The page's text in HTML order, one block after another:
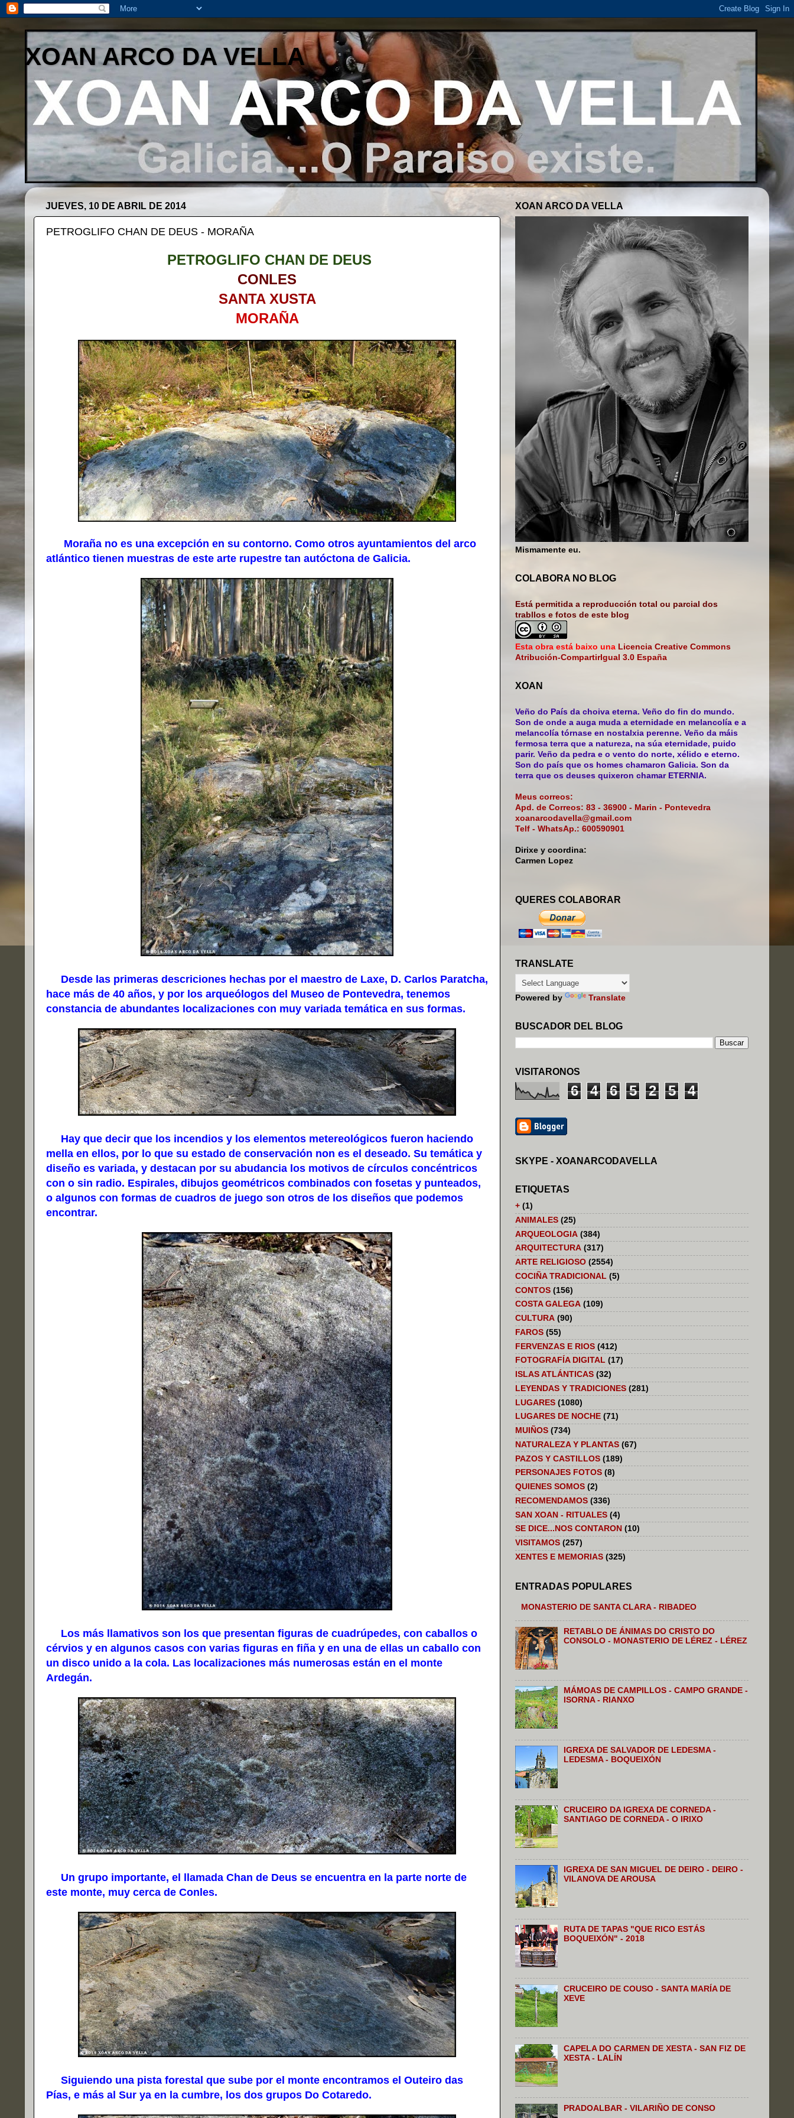
XOAN ARCO DA VELLA
JUEVES, 10 DE ABRIL DE 2014
PETROGLIFO CHAN DE DEUS - MORAÑA
PETROGLIFO CHAN DE DEUS
CONLES
SANTA XUSTA
MORAÑA
Moraña no es una excepción en su contorno. Como otros ayuntamientos del arco
atlántico tienen muestras de este arte rupestre tan autóctona de Galicia.
Desde las primeras descriciones hechas por el maestro de Laxe, D. Carlos Paratcha,
hace más de 40 años, y por los arqueólogos del Museo de Pontevedra, tenemos
constancia de abundantes localizaciones con muy variada temática en sus formas.
Hay que decir que los incendios y los elementos metereológicos fueron haciendo
mella en ellos, por lo que su estado de conservación non es el deseado. Su temática y
diseño es variada, y destacan por su abudancia los motivos de círculos concéntricos
con o sin radio. Espirales, dibujos geométricos combinados con fosetas y punteados,
o algunos con formas de cuadros de juego son otros de los diseños que podemos
encontrar.
Los más llamativos son los que presentan figuras de cuadrúpedes, con caballos o
cérvios y en algunos casos con varias figuras en fiña y en una de ellas un caballo con
un disco unido a la cola. Las localizaciones más numerosas están en el monte
Ardegán.
Un grupo importante, el llamada Chan de Deus se encuentra en la parte norte de
este monte, muy cerca de Conles.
Siguiendo una pista forestal que sube por el monte encontramos el Outeiro das
Pías, e más al Sur ya en la cumbre, los dos grupos Do Cotaredo.
XOAN ARCO DA VELLA
Mismamente eu.
COLABORA NO BLOG
Está permitida a reproducción total ou parcial dos
trabllos e fotos de este blog
Esta obra está baixo una Licencia Creative Commons
Atribución-CompartirIgual 3.0 España
XOAN
Veño do País da choiva eterna. Veño do fin do mundo.
Son de onde a auga muda a eternidade en melancolía e a
melancolía tórnase en nostalxia perenne. Veño da máis
fermosa terra que a natureza, na súa eternidade, puido
parir. Veño da pedra e o vento do norte, xélido e eterno.
Son do país que os homes chamaron Galicia. Son da
terra que os deuses quixeron chamar ETERNIA.
Meus correos:
Apd. de Correos: 83 - 36900 - Marin - Pontevedra
xoanarcodavella@gmail.com
Telf - WhatsAp.: 600590901
Dirixe y coordina:
Carmen Lopez
QUERES COLABORAR
TRANSLATE
Powered by Translate
BUSCADOR DEL BLOG
VISITARONOS
6 4 6 5 2 5 4
SKYPE - XOANARCODAVELLA
ETIQUETAS
+ (1)
ANIMALES (25)
ARQUEOLOGIA (384)
ARQUITECTURA (317)
ARTE RELIGIOSO (2554)
COCIÑA TRADICIONAL (5)
CONTOS (156)
COSTA GALEGA (109)
CULTURA (90)
FAROS (55)
FERVENZAS E RIOS (412)
FOTOGRAFÍA DIGITAL (17)
ISLAS ATLÁNTICAS (32)
LEYENDAS Y TRADICIONES (281)
LUGARES (1080)
LUGARES DE NOCHE (71)
MUIÑOS (734)
NATURALEZA Y PLANTAS (67)
PAZOS Y CASTILLOS (189)
PERSONAJES FOTOS (8)
QUIENES SOMOS (2)
RECOMENDAMOS (336)
SAN XOAN - RITUALES (4)
SE DICE...NOS CONTARON (10)
VISITAMOS (257)
XENTES E MEMORIAS (325)
ENTRADAS POPULARES
MONASTERIO DE SANTA CLARA - RIBADEO
RETABLO DE ÁNIMAS DO CRISTO DO
CONSOLO - MONASTERIO DE LÉREZ - LÉREZ
MÁMOAS DE CAMPILLOS - CAMPO GRANDE -
ISORNA - RIANXO
IGREXA DE SALVADOR DE LEDESMA -
LEDESMA - BOQUEIXÓN
CRUCEIRO DA IGREXA DE CORNEDA -
SANTIAGO DE CORNEDA - O IRIXO
IGREXA DE SAN MIGUEL DE DEIRO - DEIRO -
VILANOVA DE AROUSA
RUTA DE TAPAS "QUE RICO ESTÁS
BOQUEIXÓN" - 2018
CRUCEIRO DE COUSO - SANTA MARÍA DE
XEVE
CAPELA DO CARMEN DE XESTA - SAN FIZ DE
XESTA - LALÍN
PRADOALBAR - VILARIÑO DE CONSO